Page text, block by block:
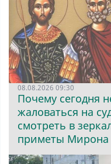
08.08.2026 09:30
Почему сегодня
жаловаться на
смотреть в
приметы Мирона